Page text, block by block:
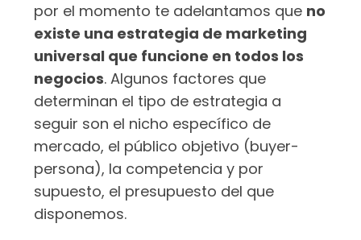
por el momento te adelantamos que no
existe una estrategia de marketing
universal que funcione en todos los
negocios. Algunos factores que
determinan el tipo de estrategia a
seguir son el nicho específico de
mercado, el público objetivo (buyer-
persona), la competencia y por
supuesto, el presupuesto del que
disponemos.